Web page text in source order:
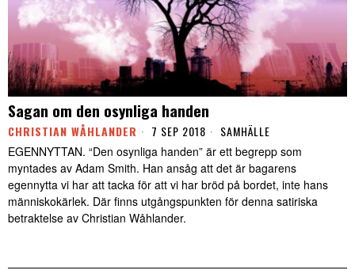
Sagan om den osynliga handen
CHRISTIAN WÅHLANDER 7 SEP 2018 SAMHÄLLE
EGENNYTTAN. “Den osynliga handen” är ett begrepp som
myntades av Adam Smith. Han ansåg att det är bagarens
egennytta vi har att tacka för att vi har bröd på bordet, inte hans
människokärlek. Där finns utgångspunkten för denna satiriska
betraktelse av Christian Wåhlander.